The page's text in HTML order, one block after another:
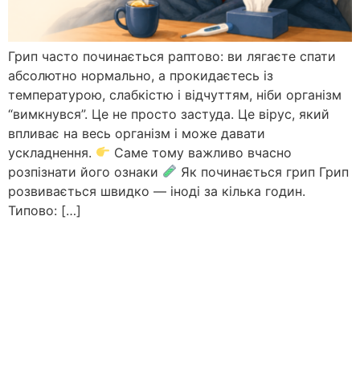
Грип часто починається раптово: ви лягаєте спати
абсолютно нормально, а прокидаєтесь із
температурою, слабкістю і відчуттям, ніби організм
“вимкнувся”. Це не просто застуда. Це вірус, який
впливає на весь організм і може давати
ускладнення.
Саме тому важливо вчасно
розпізнати його ознаки
Як починається грип Грип
розвивається швидко — іноді за кілька годин.
Типово: […]